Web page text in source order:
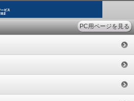
PC用ページを見る